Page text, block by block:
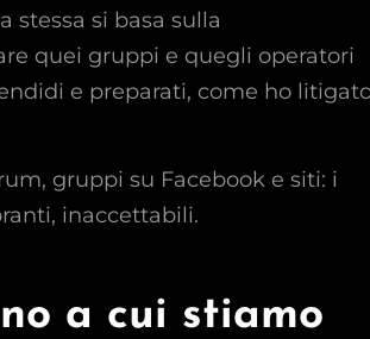
stessa si basa sulla
quei gruppi e quegli operatori
e preparati, come ho
gruppi su Facebook e siti: i
inaccettabili.
a cui stiamo